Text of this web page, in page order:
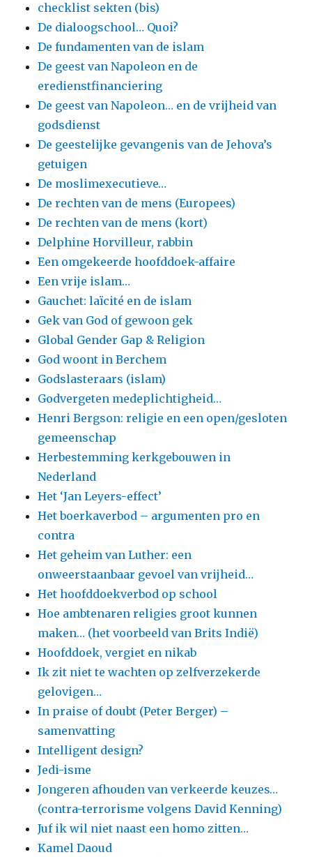
checklist sekten (bis)
De dialoogschool… Quoi?
De fundamenten van de islam
De geest van Napoleon en de
eredienstfinanciering
De geest van Napoleon… en de vrijheid van
godsdienst
De geestelijke gevangenis van de Jehova’s
getuigen
De moslimexecutieve…
De rechten van de mens (Europees)
De rechten van de mens (kort)
Delphine Horvilleur, rabbin
Een omgekeerde hoofddoek-affaire
Een vrije islam…
Gauchet: laïcité en de islam
Gek van God of gewoon gek
Global Gender Gap & Religion
God woont in Berchem
Godslasteraars (islam)
Godvergeten medeplichtigheid…
Henri Bergson: religie en een open/gesloten
gemeenschap
Herbestemming kerkgebouwen in
Nederland
Het ‘Jan Leyers-effect’
Het boerkaverbod – argumenten pro en
contra
Het geheim van Luther: een
onweerstaanbaar gevoel van vrijheid…
Het hoofddoekverbod op school
Hoe ambtenaren religies groot kunnen
maken… (het voorbeeld van Brits Indië)
Hoofddoek, vergiet en nikab
Ik zit niet te wachten op zelfverzekerde
gelovigen…
In praise of doubt (Peter Berger) –
samenvatting
Intelligent design?
Jedi-isme
Jongeren afhouden van verkeerde keuzes…
(contra-terrorisme volgens David Kenning)
Juf ik wil niet naast een homo zitten…
Kamel Daoud